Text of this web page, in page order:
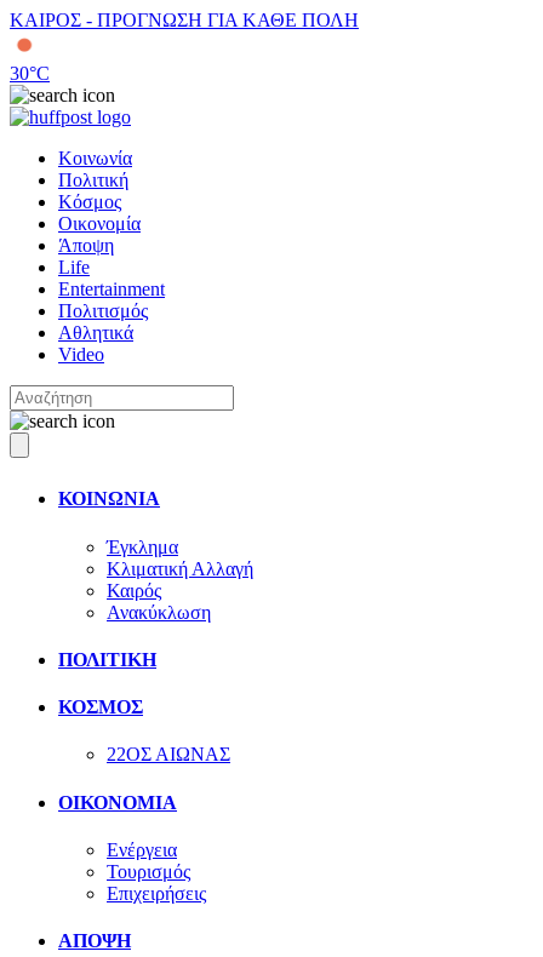
ΚΑΙΡΟΣ - ΠΡΟΓΝΩΣΗ ΓΙΑ ΚΑΘΕ ΠΟΛΗ
30°C
Κοινωνία
Πολιτική
Κόσμος
Οικονομία
Άποψη
Life
Entertainment
Πολιτισμός
Αθλητικά
Video
ΚΟΙΝΩΝΙΑ
Έγκλημα
Κλιματική Αλλαγή
Καιρός
Ανακύκλωση
ΠΟΛΙΤΙΚΗ
ΚΟΣΜΟΣ
22ΟΣ ΑΙΩΝΑΣ
ΟΙΚΟΝΟΜΙΑ
Ενέργεια
Τουρισμός
Επιχειρήσεις
ΑΠΟΨΗ